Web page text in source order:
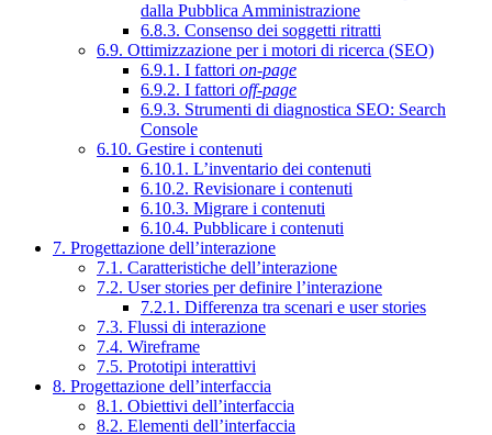
dalla Pubblica Amministrazione
6.8.3. Consenso dei soggetti ritratti
6.9. Ottimizzazione per i motori di ricerca (SEO)
6.9.1. I fattori on-page
6.9.2. I fattori off-page
6.9.3. Strumenti di diagnostica SEO: Search
Console
6.10. Gestire i contenuti
6.10.1. L’inventario dei contenuti
6.10.2. Revisionare i contenuti
6.10.3. Migrare i contenuti
6.10.4. Pubblicare i contenuti
7. Progettazione dell’interazione
7.1. Caratteristiche dell’interazione
7.2. User stories per definire l’interazione
7.2.1. Differenza tra scenari e user stories
7.3. Flussi di interazione
7.4. Wireframe
7.5. Prototipi interattivi
8. Progettazione dell’interfaccia
8.1. Obiettivi dell’interfaccia
8.2. Elementi dell’interfaccia